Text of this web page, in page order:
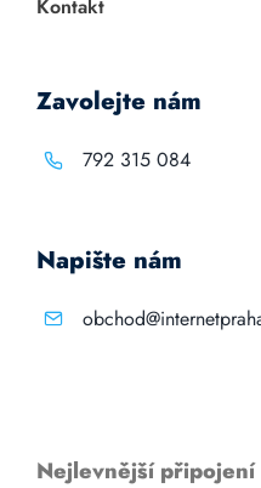
Kontakt
Zavolejte nám
792 315 084
Napište nám
Nejlevnější